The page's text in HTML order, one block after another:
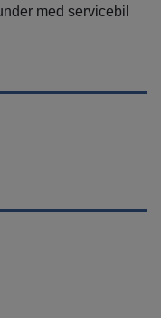
med servicebil